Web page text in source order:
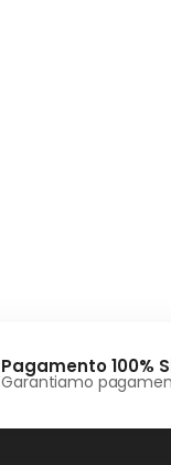
Pagamento 100%
Garantiamo